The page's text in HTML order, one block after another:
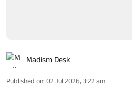
Madism Desk
Published on: 02 Jul 2026, 3:22 am